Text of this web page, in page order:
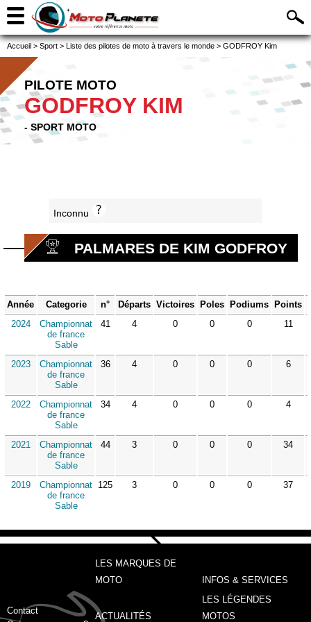
Accueil > Sport > Liste des pilotes de moto à travers le monde > GODFROY Kim
PILOTE MOTO
GODFROY KIM
- SPORT MOTO
Inconnu
PALMARES DE KIM GODFROY
Année Categorie n° Départs Victoires Poles Podiums Points
2024
Championnat
de france
Sable
41 4 0 0 0 11
2023
Championnat
de france
Sable
36 4 0 0 0 6
2022
Championnat
de france
Sable
34 4 0 0 0 4
2021
Championnat
de france
Sable
44 3 0 0 0 34
2019
Championnat
de france
Sable
125 3 0 0 0 37
Contact
LES MARQUES DE
MOTO
INFOS & SERVICES
ACTUALITÉS
LES LÉGENDES
MOTOS